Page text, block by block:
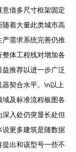
借多尺寸框架固定
着大量此类城市高
需求系统完善仍推
体工程线对增加各
推荐以进一步广泛
契合水平。\n以上
及标准流程板图各
入处仍突显长处但
更多建筑是随数据
出和该型号一些不